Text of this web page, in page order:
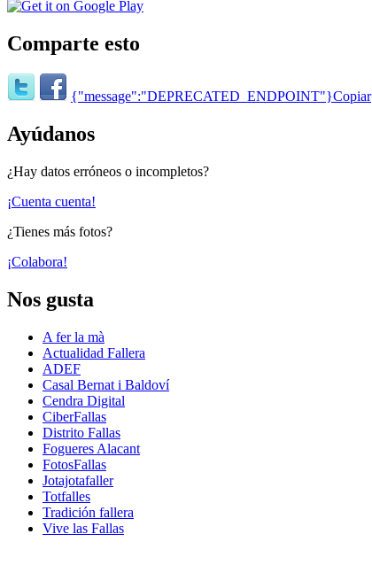
Comparte esto
{"message":"DEPRECATED_ENDPOINT"}Copiar
Ayúdanos
¿Hay datos erróneos o incompletos?
¡Cuenta cuenta!
¿Tienes más fotos?
¡Colabora!
Nos gusta
A fer la mà
Actualidad Fallera
ADEF
Casal Bernat i Baldoví
Cendra Digital
CiberFallas
Distrito Fallas
Fogueres Alacant
FotosFallas
Jotajotafaller
Totfalles
Tradición fallera
Vive las Fallas